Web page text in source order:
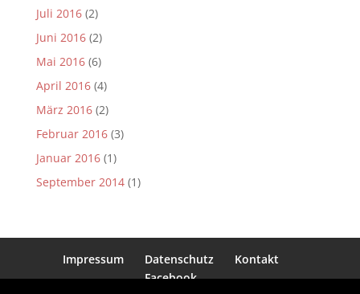
Juli 2016(2)
Juni 2016(2)
Mai 2016(6)
April 2016(4)
März 2016(2)
Februar 2016(3)
Januar 2016(1)
September 2014(1)
Impressum Datenschutz
Kontakt
Facebook